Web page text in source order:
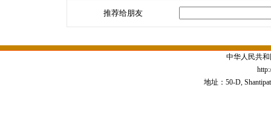
推荐给朋友
中华人民共
地址：50-D,